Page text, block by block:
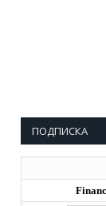
ПОДПИСКА